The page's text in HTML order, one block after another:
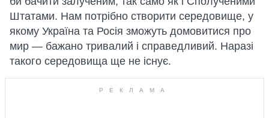
Штатами. Нам потрібно створити середовище, у
якому Україна та Росія зможуть домовитися про
мир — бажано тривалий і справедливий. Наразі
такого середовища ще не існує.